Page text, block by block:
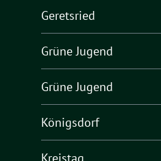
Geretsried
Grüne Jugend
Grüne Jugend
Königsdorf